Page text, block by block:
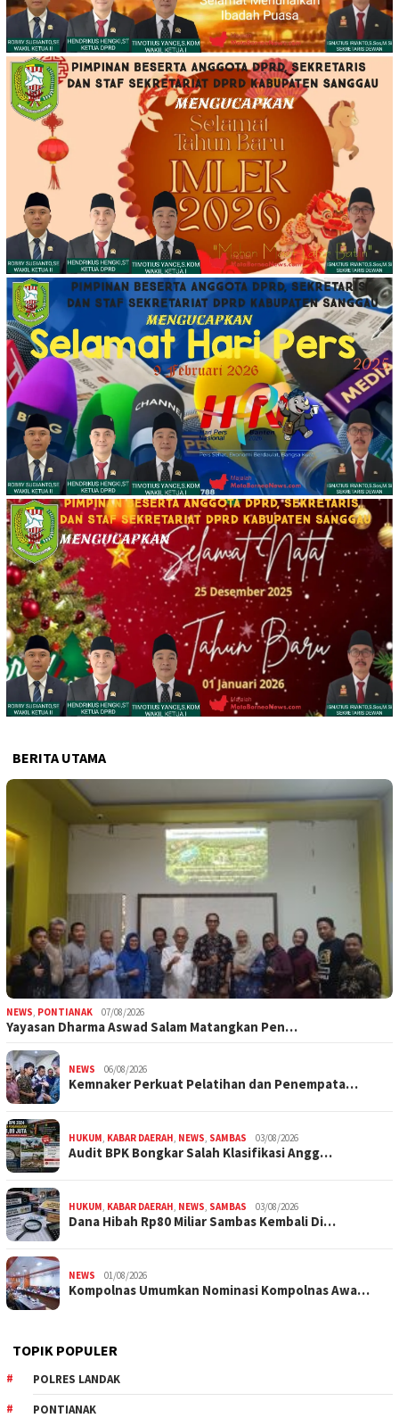
BERITA UTAMA
NEWS, PONTIANAK 07/08/2026
Yayasan Dharma Aswad Salam Matangkan Pen…
NEWS 06/08/2026
Kemnaker Perkuat Pelatihan dan Penempata…
HUKUM, KABAR DAERAH, NEWS, SAMBAS 03/08/2026
Audit BPK Bongkar Salah Klasifikasi Angg…
HUKUM, KABAR DAERAH, NEWS, SAMBAS 03/08/2026
Dana Hibah Rp80 Miliar Sambas Kembali Di…
NEWS 01/08/2026
Kompolnas Umumkan Nominasi Kompolnas Awa…
TOPIK POPULER
POLRES LANDAK
PONTIANAK